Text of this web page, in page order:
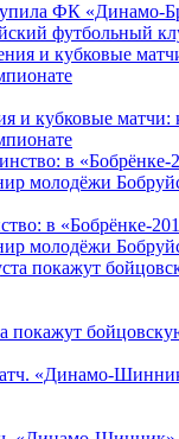
ФК «Динамо-
футбольный
и кубковые
в «Бобрёнке-
молодёжи
покажут